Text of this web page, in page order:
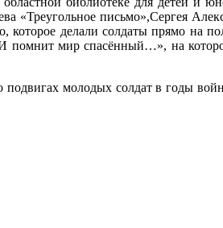
письмо»,Сергея
которое делали солдаты прямо на
помнит мир спасённый…», на
молодых солдат в годы